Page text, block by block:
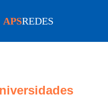
APSREDES